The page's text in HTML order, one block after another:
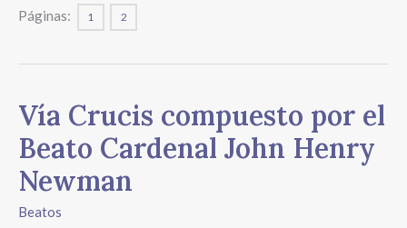
Páginas: 1 2
Vía Crucis compuesto por el
Beato Cardenal John Henry
Newman
Beatos
Vía
Crucis
compuesto
por
el
Beato